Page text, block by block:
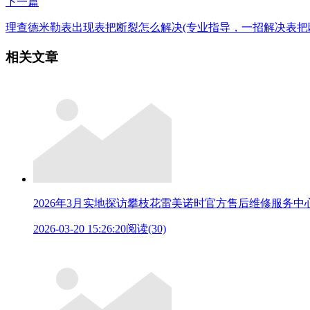
理查德米勒表出现表把断裂怎么解决(专业指导，一招解决表
相关文章
2026年3月实地探访攀枝花雷美诺时官方售后维修服务中
2026-03-20 15:26:20阅读(30)